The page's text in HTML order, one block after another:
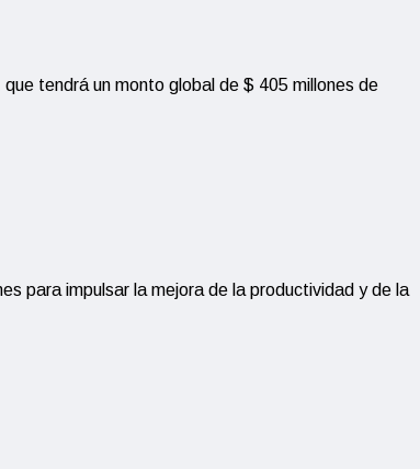
tendrá un monto global de $ 405 millones de
para impulsar la mejora de la productividad y de la